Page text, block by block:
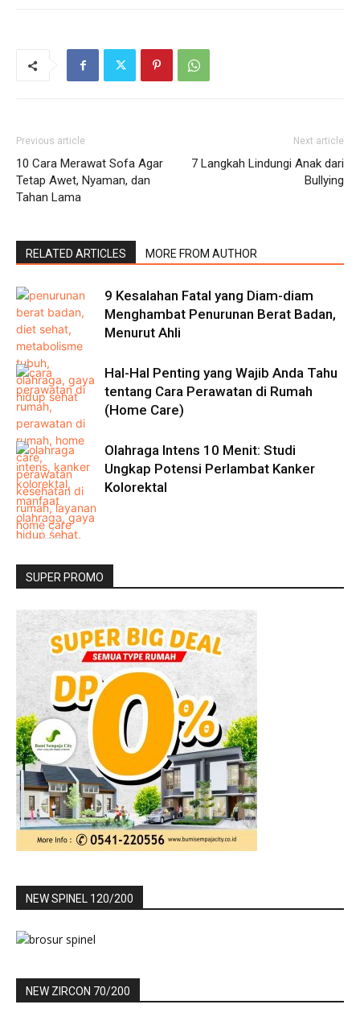
Previous article
10 Cara Merawat Sofa Agar
Tetap Awet, Nyaman, dan
Tahan Lama
Next article
7 Langkah Lindungi Anak dari
Bullying
RELATED ARTICLES MORE FROM AUTHOR
9 Kesalahan Fatal yang Diam-diam
Menghambat Penurunan Berat Badan,
Menurut Ahli
Hal-Hal Penting yang Wajib Anda Tahu
tentang Cara Perawatan di Rumah
(Home Care)
Olahraga Intens 10 Menit: Studi
Ungkap Potensi Perlambat Kanker
Kolorektal
SUPER PROMO
NEW SPINEL 120/200
NEW ZIRCON 70/200